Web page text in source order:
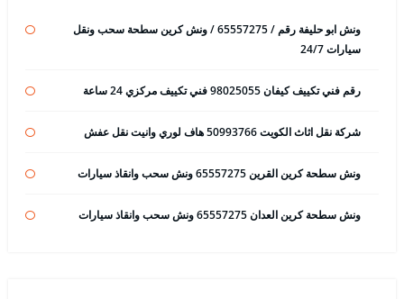
ونش ابو حليفة رقم / 65557275 / ونش كرين سطحة سحب ونقل
سيارات 24/7
رقم فني تكييف كيفان 98025055 فني تكييف مركزي 24 ساعة
شركة نقل اثاث الكويت 50993766 هاف لوري وانيت نقل عفش
ونش سطحة كرين القرين 65557275 ونش سحب وانقاذ سيارات
ونش سطحة كرين العدان 65557275 ونش سحب وانقاذ سيارات